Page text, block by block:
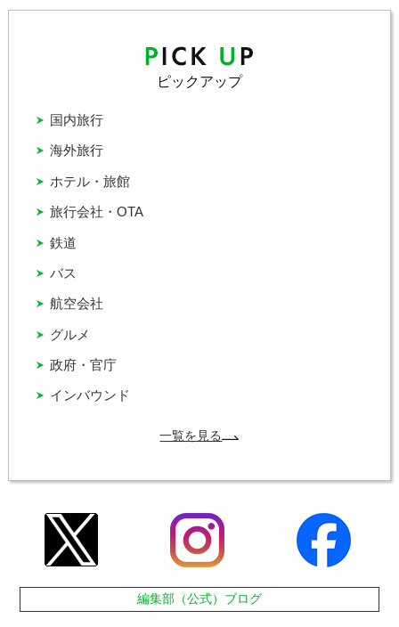
ピックアップ
インバウンド
グルメ
バス
ホテル・旅館
国内旅行
政府・官庁
旅行会社・OTA
海外旅行
航空会社
鉄道
一覧を見る
編集部（公式）ブログ